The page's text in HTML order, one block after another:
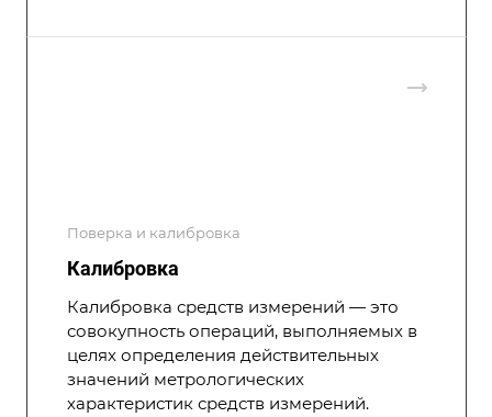
Поверка и калибровка
Калибровка
Калибровка средств измерений — это
совокупность операций, выполняемых в
целях определения действительных
значений метрологических
характеристик средств измерений.